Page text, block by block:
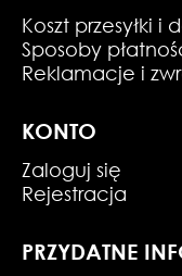
Koszt przesyłki i
Sposoby
Reklamacje i
KONTO
Zaloguj się
Rejestracja
PRZYDATNE